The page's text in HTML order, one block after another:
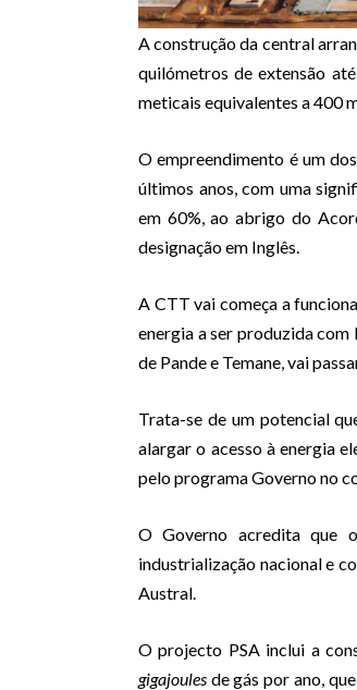
A construção da central
quilómetros de extensão
meticais equivalentes a 400
O empreendimento é um
últimos anos, com uma
em 60%, ao abrigo do
designação em Inglês.
A CTT vai começa a
energia a ser produzida com
de Pande e Temane, vai
Trata-se de um potencial
alargar o acesso à energia
pelo programa Governo no
O Governo acredita que
industrialização nacional e
Austral.
O projecto PSA inclui a
gigajoules de gás por ano,